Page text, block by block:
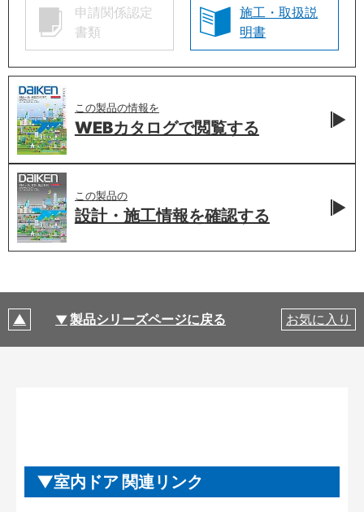
申請関係認定
書類
施工・取扱説
明書
この製品の情報を
WEBカタログで閲覧する
この製品の
設計・施工情報を確認する
製品シリーズページに戻る お気に入り
室内ドア 関連リンク